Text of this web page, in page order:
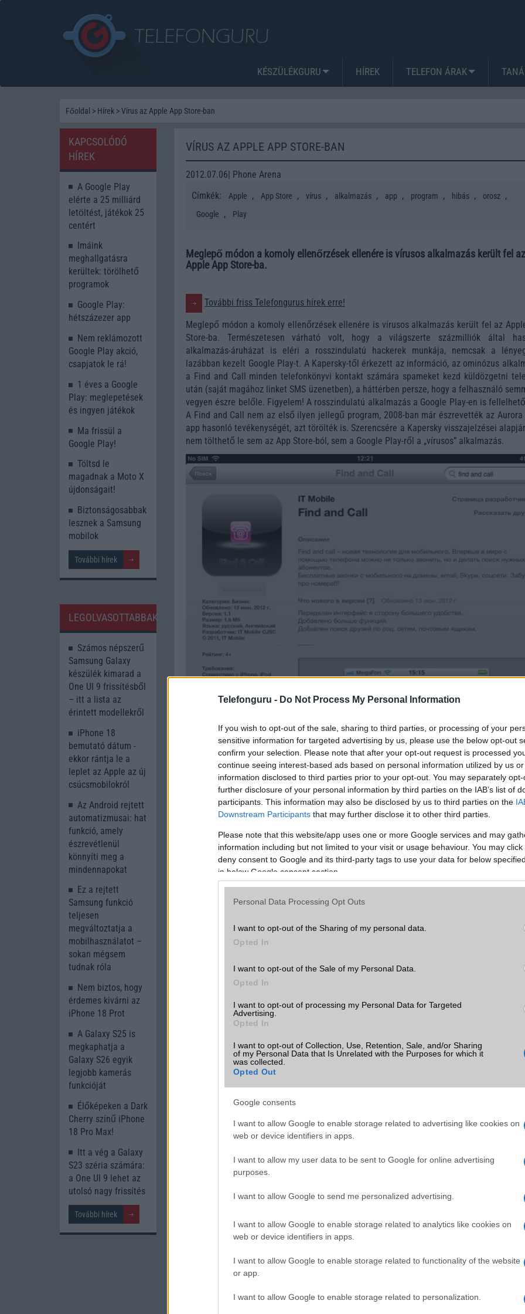
Telefonguru - Do Not Process My Personal Information
If you wish to opt-out of the sale, sharing to third parties, or processing of your
sensitive information for targeted advertising by us, please use the below opt-out
confirm your selection. Please note that after your opt-out request is processed
continue seeing interest-based ads based on personal information utilized by us
information disclosed to third parties prior to your opt-out. You may separately
further disclosure of your personal information by third parties on the IAB’s list of
participants. This information may also be disclosed by us to third parties on the
Downstream Participants that may further disclose it to other third parties.
Please note that this website/app uses one or more Google services and may
information including but not limited to your visit or usage behaviour. You may
deny consent to Google and its third-party tags to use your data for below
in below Google consent section.
Personal Data Processing Opt Outs
I want to opt-out of the Sharing of my personal data.
Opted In
I want to opt-out of the Sale of my Personal Data.
Opted In
I want to opt-out of processing my Personal Data for Targeted
Advertising.
Opted In
I want to opt-out of Collection, Use, Retention, Sale, and/or Sharing
of my Personal Data that Is Unrelated with the Purposes for which it
was collected.
Opted Out
Google consents
I want to allow Google to enable storage related to advertising like cookies on
web or device identifiers in apps.
I want to allow my user data to be sent to Google for online advertising
purposes.
I want to allow Google to send me personalized advertising.
I want to allow Google to enable storage related to analytics like cookies on
web or device identifiers in apps.
I want to allow Google to enable storage related to functionality of the website
or app.
I want to allow Google to enable storage related to personalization.
KÉSZÜLÉKGURU HÍREK TELEFON ÁRAK
Főoldal > Hírek >Vírus az Apple App Store-ban
VÍRUS AZ APPLE APP STORE-BAN
2012.07.06| Phone Arena
Címkék:
Apple , App Store , vírus , alkalmazás , app , program , hibás , orosz ,
Google , Play
Meglepő módon a komoly ellenőrzések ellenére is vírusos alkalmazás került fel az
Apple App Store-ba.
További friss Telefongurus hírek erre!
Meglepő módon a komoly ellenőrzések ellenére is vírusos alkalmazás került fel az
Store-ba. Természetesen várható volt, hogy a világszerte százmilliók által
alkalmazás-áruházat is eléri a rosszindulatú hackerek munkája, nemcsak a
lazábban kezelt Google Play-t. A Kapersky-től érkezett az információ, az ominózus
a Find and Call minden telefonkönyvi kontakt számára spameket kezd küldözgetni
után (saját magához linket SMS üzenetben), a háttérben persze, hogy a felhasználó
vegyen észre belőle. Figyelem! A rosszindulatú alkalmazás a Google Play-en is
A Find and Call nem az első ilyen jellegű program, 2008-ban már észrevették az
app hasonló tevékenységét, azt törölték is. Szerencsére a Kapersky visszajelzései
nem tölthető le sem az App Store-ból, sem a Google Play-ről a „vírusos” alkalmazás.
A cikkhez kapcsolódó linkek:
Phone Arena
Új és Használt GSM kiemelt ajánlatok
Samsung Galaxy S25
222.000 Ft (új)
Samsung Galaxy S26
267.000 Ft (új)
350.000 Ft (új)
KAPCSOLÓDÓ
HÍREK
A Google Play
elérte a 25 milliárd
letӧltést, játékok 25
centért
Imáink
meghallgatásra
kerültek: törölhető
programok
Google Play:
hétszázezer app
Nem reklámozott
Google Play akció,
csapjatok le rá!
1 éves a Google
Play: meglepetések
és ingyen játékok
Ma frissül a
Google Play!
Töltsd le
magadnak a Moto X
újdonságait!
Biztonságosabbak
lesznek a Samsung
mobilok
További hírek
LEGOLVASOTTABBAK
Számos népszerű
Samsung Galaxy
készülék kimarad a
One UI 9 frissítésből
– itt a lista az
érintett modellekről
iPhone 18
bemutató dátum -
ekkor rántja le a
leplet az Apple az új
csúcsmobilokról
Az Android rejtett
automatizmusai: hat
funkció, amely
észrevétlenül
könnyíti meg a
mindennapokat
Ez a rejtett
Samsung funkció
teljesen
megváltoztatja a
mobilhasználatot –
sokan mégsem
tudnak róla
Nem biztos, hogy
érdemes kivárni az
iPhone 18 Prot
A Galaxy S25 is
megkaphatja a
Galaxy S26 egyik
legjobb kamerás
funkcióját
Élőképeken a Dark
Cherry színű iPhone
18 Pro Max!
Itt a vég a Galaxy
S23 széria számára:
a One UI 9 lehet az
utolsó nagy frissítés
További hírek